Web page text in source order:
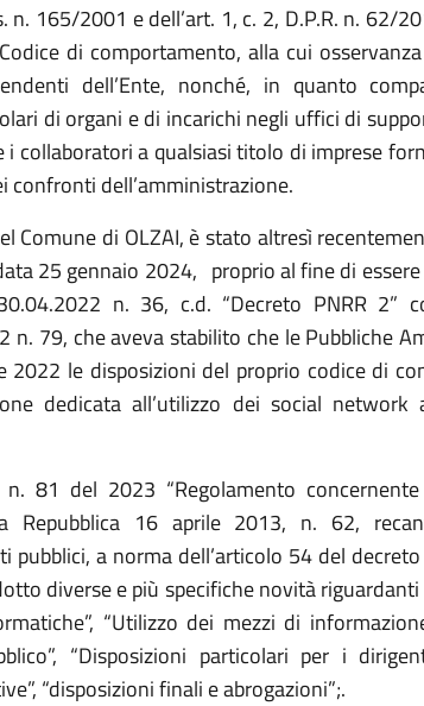
n. 165/2001 e dell’art. 1, c. 2, D.P.R. n. 62/
di comportamento, alla cui
dell’Ente, nonché, in quanto
di organi e di incarichi negli uffici di
i collaboratori a qualsiasi titolo di imprese
confronti dell’amministrazione.
Comune di OLZAI, è stato altresì
25 gennaio 2024, proprio al fine di
n. 36, c.d. “Decreto PNRR 2”
n. 79, che aveva stabilito che le Pubbliche
le disposizioni del proprio codice di
dedicata all’utilizzo dei social
81 del 2023 “Regolamento
Repubblica 16 aprile 2013, n. 62,
pubblici, a norma dell’articolo 54 del
diverse e più specifiche novità
“Utilizzo dei mezzi di
“Disposizioni particolari per i
“disposizioni finali e abrogazioni”;.